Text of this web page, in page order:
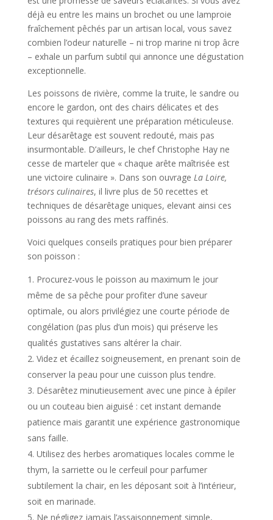
déjà eu entre les mains un brochet ou une lamproie
fraîchement pêchés par un artisan local, vous savez
combien l’odeur naturelle – ni trop marine ni trop âcre
– exhale un parfum subtil qui annonce une dégustation
exceptionnelle.
Les poissons de rivière, comme la truite, le sandre ou
encore le gardon, ont des chairs délicates et des
textures qui requièrent une préparation méticuleuse.
Leur désarêtage est souvent redouté, mais pas
insurmontable. D’ailleurs, le chef Christophe Hay ne
cesse de marteler que « chaque arête maîtrisée est
une victoire culinaire ». Dans son ouvrage La Loire,
trésors culinaires, il livre plus de 50 recettes et
techniques de désarêtage uniques, elevant ainsi ces
poissons au rang des mets raffinés.
Voici quelques conseils pratiques pour bien préparer
son poisson :
Procurez-vous le poisson au maximum le jour
même de sa pêche pour profiter d’une saveur
optimale, ou alors privilégiez une courte période de
congélation (pas plus d’un mois) qui préserve les
qualités gustatives sans altérer la chair.
Videz et écaillez soigneusement, en prenant soin de
conserver la peau pour une cuisson plus tendre.
Désarêtez minutieusement avec une pince à épiler
ou un couteau bien aiguisé : cet instant demande
patience mais garantit une expérience gastronomique
sans faille.
Utilisez des herbes aromatiques locales comme le
thym, la sarriette ou le cerfeuil pour parfumer
subtilement la chair, en les déposant soit à l’intérieur,
soit en marinade.
Ne négligez jamais l’assaisonnement simple,